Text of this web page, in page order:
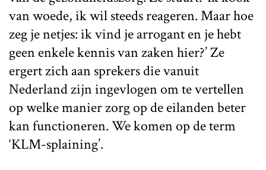
van woede, ik wil steeds reageren. Maar hoe
zeg je netjes: ik vind je arrogant en je hebt
geen enkele kennis van zaken hier?’ Ze
ergert zich aan sprekers die vanuit
Nederland zijn ingevlogen om te vertellen
op welke manier zorg op de eilanden beter
kan functioneren. We komen op de term
‘KLM-splaining’.